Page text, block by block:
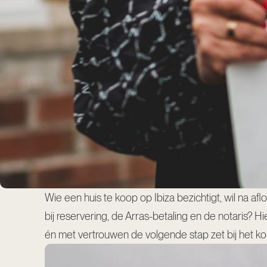
Wie een huis te koop op Ibiza bezichtigt, wil na
bij reservering, de Arras-betaling en de notaris?
én met vertrouwen de volgende stap zet bij het